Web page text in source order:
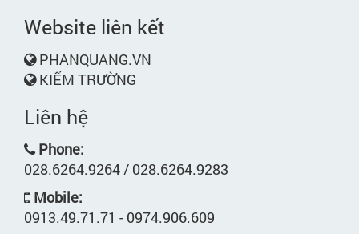
Website liên kết
PHANQUANG.VN
KIẾM TRƯỜNG
Liên hệ
Phone:
028.6264.9264 / 028.6264.9283
Mobile:
0913.49.71.71 - 0974.906.609